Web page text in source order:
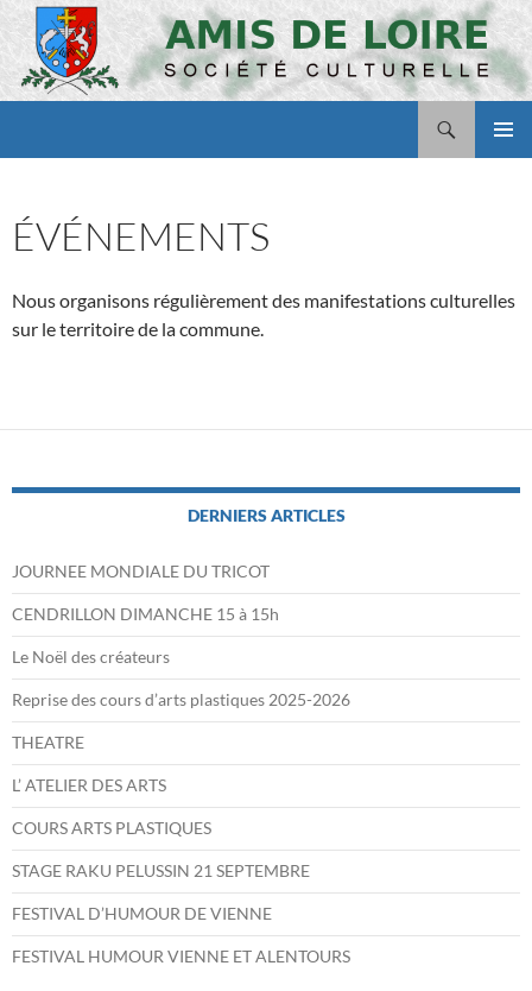
Aller
contenu
ÉVÉNEMENTS
Nous organisons régulièrement des manifestations culturelles
sur le territoire de la commune.
DERNIERS ARTICLES
JOURNEE MONDIALE DU TRICOT
CENDRILLON DIMANCHE 15 à 15h
Le Noël des créateurs
Reprise des cours d’arts plastiques 2025-2026
THEATRE
L’ ATELIER DES ARTS
COURS ARTS PLASTIQUES
STAGE RAKU PELUSSIN 21 SEPTEMBRE
FESTIVAL D’HUMOUR DE VIENNE
FESTIVAL HUMOUR VIENNE ET ALENTOURS